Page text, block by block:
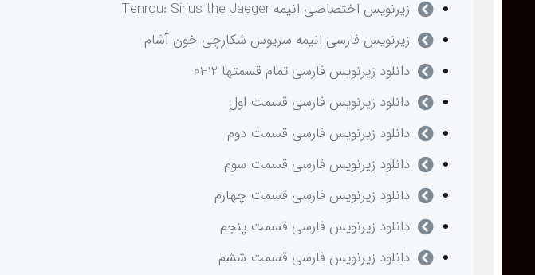
زیرنویس اختصاصی انیمه Tenrou: Sirius the Jaeger
زیرنویس فارسی انیمه سریوس شکارچی خون آشام
دانلود زیرنویس فارسی تمام قسمتها 12-01
دانلود زیرنویس فارسی قسمت اول
دانلود زیرنویس فارسی قسمت دوم
دانلود زیرنویس فارسی قسمت سوم
دانلود زیرنویس فارسی قسمت چهارم
دانلود زیرنویس فارسی قسمت پنجم
دانلود زیرنویس فارسی قسمت ششم